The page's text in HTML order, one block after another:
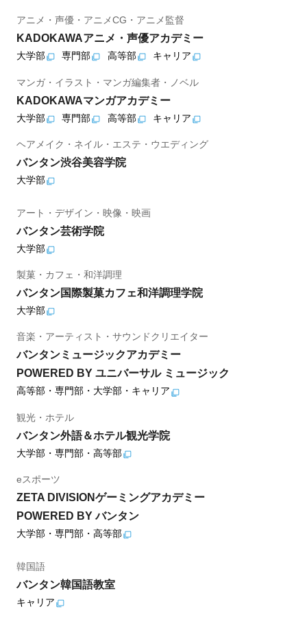
アニメ・声優・アニメCG・アニメ監督
KADOKAWAアニメ・声優アカデミー
大学部 専門部 高等部 キャリア
マンガ・イラスト・マンガ編集者・ノベル
KADOKAWAマンガアカデミー
大学部 専門部 高等部 キャリア
ヘアメイク・ネイル・エステ・ウエディング
バンタン渋谷美容学院
大学部
アート・デザイン・映像・映画
バンタン芸術学院
大学部
製菓・カフェ・和洋調理
バンタン国際製菓カフェ和洋調理学院
大学部
音楽・アーティスト・サウンドクリエイター
バンタンミュージックアカデミー
POWERED BY ユニバーサル ミュージック
高等部・専門部・大学部・キャリア
観光・ホテル
バンタン外語＆ホテル観光学院
大学部・専門部・高等部
eスポーツ
ZETA DIVISIONゲーミングアカデミー
POWERED BY バンタン
大学部・専門部・高等部
韓国語
バンタン韓国語教室
キャリア